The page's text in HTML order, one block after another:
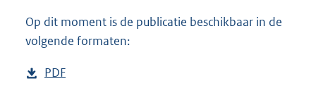
Op dit moment is de publicatie beschikbaar in de
volgende formaten:
D
PDF